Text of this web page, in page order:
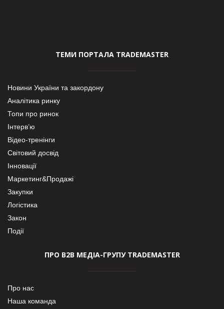
ТЕМИ ПОРТАЛА TRADEMASTER
Новини України та закордону
Аналітика ринку
Топи про ринок
Інтерв’ю
Відео-тренінги
Світовий досвід
Інновації
Маркетинг&Продажі
Закупки
Логістика
Закон
Події
ПРО В2В МЕДІА-ГРУПУ TRADEMASTER
Про нас
Наша команда